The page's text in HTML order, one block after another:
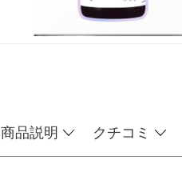
商品説明 クチコミ